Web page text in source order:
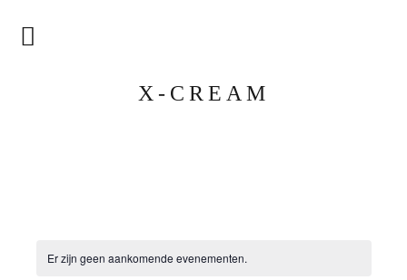
X-CREAM
Home
Dirigent
Er zijn geen aankomende evenementen.